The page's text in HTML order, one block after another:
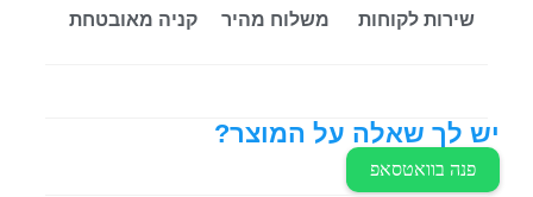
שירות לקוחות משלוח מהיר קניה מאובטחת
יש לך שאלה על המוצר?
פנה בוואטסאפ